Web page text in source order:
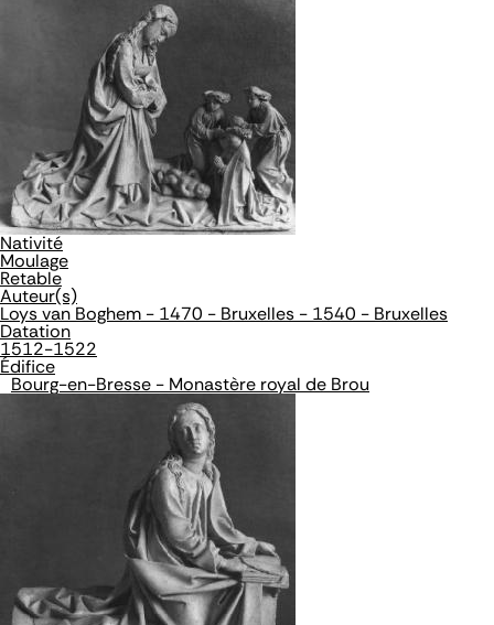
Nativité
Moulage
Retable
Auteur(s)
Loys van Boghem - 1470 - Bruxelles - 1540 - Bruxelles
Datation
1512-1522
Édifice
Bourg-en-Bresse - Monastère royal de Brou